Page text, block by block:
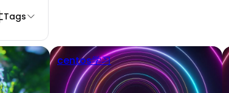
Tags
centos学习